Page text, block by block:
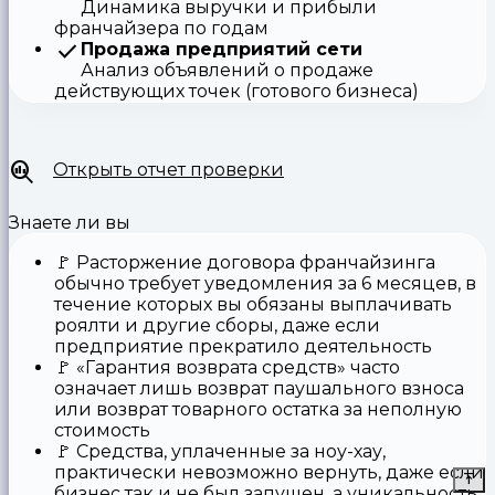
Динамика выручки и прибыли
франчайзера по годам
Продажа предприятий сети
Анализ объявлений о продаже
действующих точек (готового бизнеса)
Открыть отчет проверки
Знаете ли вы
🚩 Расторжение договора франчайзинга
обычно требует уведомления за 6 месяцев, в
течение которых вы обязаны выплачивать
роялти и другие сборы, даже если
предприятие прекратило деятельность
🚩 «Гарантия возврата средств» часто
означает лишь возврат паушального взноса
или возврат товарного остатка за неполную
стоимость
🚩 Средства, уплаченные за ноу-хау,
практически невозможно вернуть, даже если